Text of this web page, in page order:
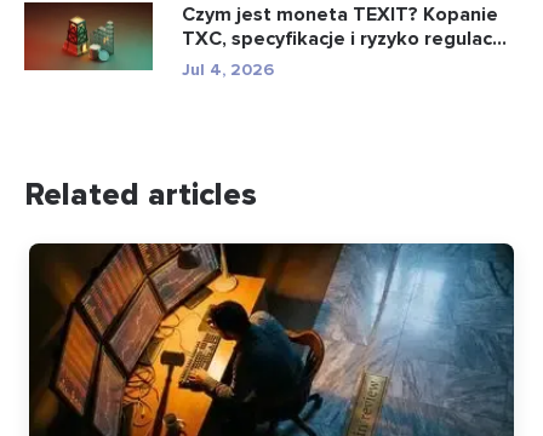
Czym jest moneta TEXIT? Kopanie
TXC, specyfikacje i ryzyko regulac...
Jul 4, 2026
Related articles